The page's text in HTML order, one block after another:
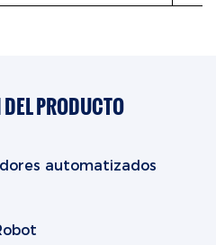
PRODUCTO
automatizados